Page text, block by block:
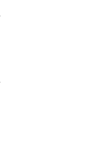
Server
Recovery Kit イン
ロダクション
Services